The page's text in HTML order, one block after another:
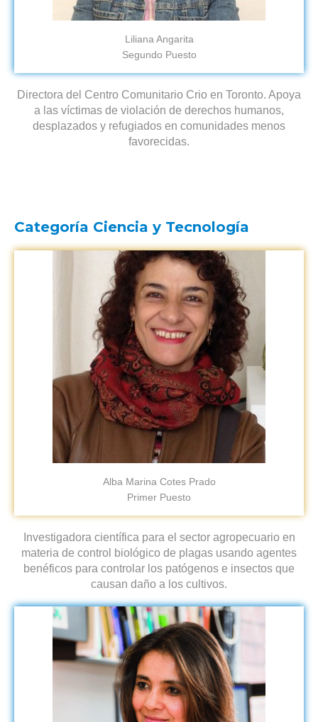
Liliana Angarita
Segundo Puesto
Directora del Centro Comunitario Crio en Toronto. Apoya
a las víctimas de violación de derechos humanos,
desplazados y refugiados en comunidades menos
favorecidas.
Categoría Ciencia y Tecnología
Alba Marina Cotes Prado
Primer Puesto
Investigadora científica para el sector agropecuario en
materia de control biológico de plagas usando agentes
benéficos para controlar los patógenos e insectos que
causan daño a los cultivos.